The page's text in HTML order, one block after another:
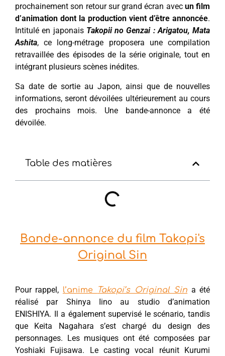
prochainement son retour sur grand écran avec un film
d’animation dont la production vient d’être annoncée.
Intitulé en japonais Takopii no Genzai : Arigatou, Mata
Ashita, ce long-métrage proposera une compilation
retravaillée des épisodes de la série originale, tout en
intégrant plusieurs scènes inédites.
Sa date de sortie au Japon, ainsi que de nouvelles
informations, seront dévoilées ultérieurement au cours
des prochains mois. Une bande-annonce a été
dévoilée.
Table des matières
Bande-annonce du film Takopi's
Original Sin
Pour rappel, l’anime Takopi’s Original Sin a été
réalisé par Shinya Iino au studio d’animation
ENISHIYA. Il a également supervisé le scénario, tandis
que Keita Nagahara s’est chargé du design des
personnages. Les musiques ont été composées par
Yoshiaki Fujisawa. Le casting vocal réunit Kurumi